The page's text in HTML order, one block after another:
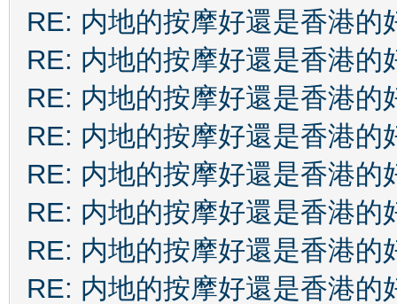
RE: 内地的按摩好還是香港的
RE: 内地的按摩好還是香港的
RE: 内地的按摩好還是香港的
RE: 内地的按摩好還是香港的
RE: 内地的按摩好還是香港的
RE: 内地的按摩好還是香港的
RE: 内地的按摩好還是香港的
RE: 内地的按摩好還是香港的